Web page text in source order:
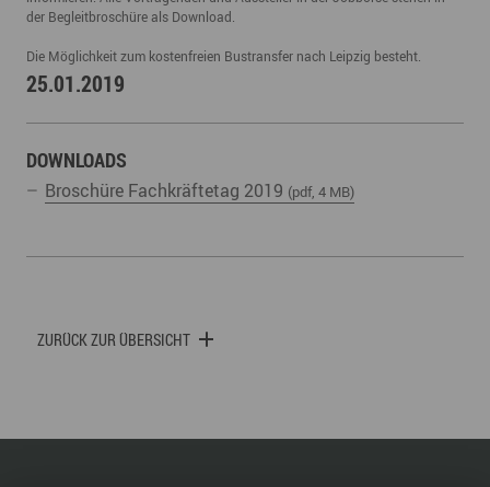
der Begleitbroschüre als Download.
Die Möglichkeit zum kostenfreien Bustransfer nach Leipzig besteht.
25.01.2019
DOWNLOADS
Broschüre Fachkräftetag 2019 (pdf, 4 MB)
ZURÜCK ZUR ÜBERSICHT